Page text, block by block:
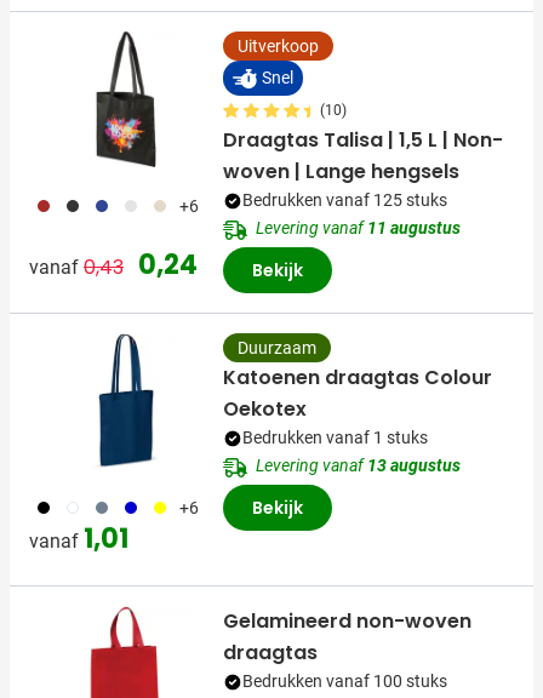
011 001 023 002 013 +6
vanaf Normale prijs
0,43 Speciale prijs
0,24
Uitverkoop
Snel
(10)
Draagtas Talisa | 1,5 L | Non-
woven | Lange hengsels
Bedrukken vanaf 125 stuks
Levering vanaf11 augustus
Bekijk
001 002 003 005 006 +6
vanaf 1,01
Duurzaam
Katoenen draagtas Colour
Oekotex
Bedrukken vanaf 1 stuks
Levering vanaf13 augustus
Bekijk
Gelamineerd non-woven
draagtas
Bedrukken vanaf 100 stuks